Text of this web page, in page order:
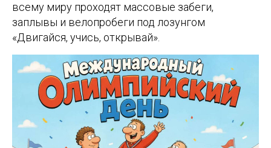
всему миру проходят массовые забеги,
заплывы и велопробеги под лозунгом
«Двигайся, учись, открывай».